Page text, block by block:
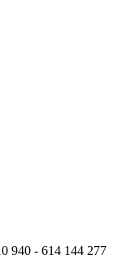
940 - 614 144 277